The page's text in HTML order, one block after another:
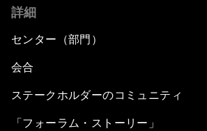
詳細
センター（部門）
会合
ステークホルダーのコミュニティ
「フォーラム・ストーリー」